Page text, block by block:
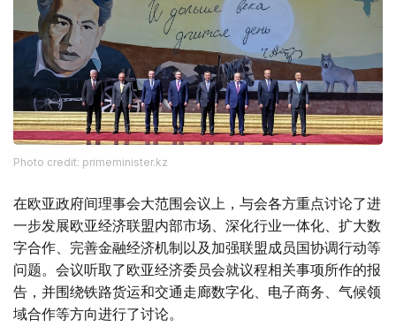
Photo credit: primeminister.kz
在欧亚政府间理事会大范围会议上，与会各方重点讨论了进
一步发展欧亚经济联盟内部市场、深化行业一体化、扩大数
字合作、完善金融经济机制以及加强联盟成员国协调行动等
问题。会议听取了欧亚经济委员会就议程相关事项所作的报
告，并围绕铁路货运和交通走廊数字化、电子商务、气候领
域合作等方向进行了讨论。